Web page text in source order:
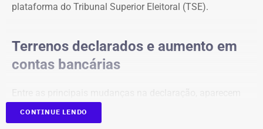
plataforma do Tribunal Superior Eleitoral (TSE).
Terrenos declarados e aumento em
contas bancárias
dois terrenos, avaliados em R$ 50 mil e R$ 100 mil, além
de um imóvel no valor de R$ 220 mil e um bem declarado
CONTINUE LENDO